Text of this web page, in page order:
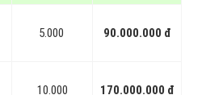
5.000 90.000.000 đ
10.000 170.000.000 đ